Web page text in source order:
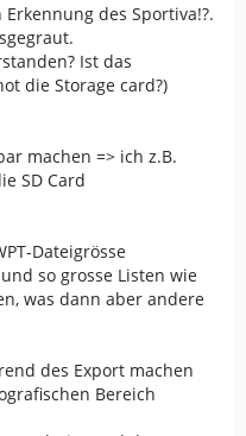
des Sportiva!?.
Ist das
die Storage card?)
machen => ich z.B.
SD Card
Dateigrösse
so grosse Listen wie
was dann aber andere
des Export machen
Bereich